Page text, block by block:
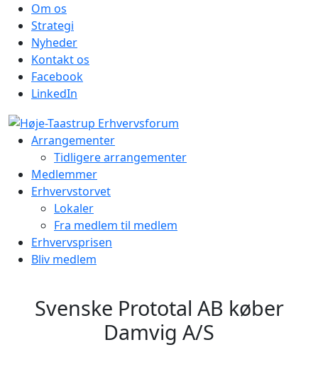
Om os
Strategi
Nyheder
Kontakt os
Facebook
LinkedIn
Arrangementer
Tidligere arrangementer
Medlemmer
Erhvervstorvet
Lokaler
Fra medlem til medlem
Erhvervsprisen
Bliv medlem
Svenske Prototal AB køber
Damvig A/S